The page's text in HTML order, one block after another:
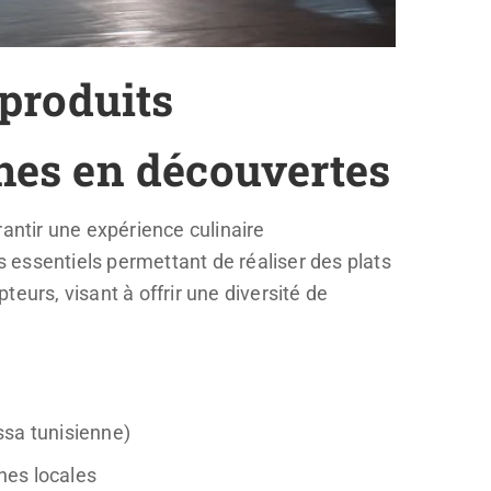
en découvertes
une expérience culinaire
essentiels permettant de réaliser des plats
visant à offrir une diversité de
tunisienne)
locales